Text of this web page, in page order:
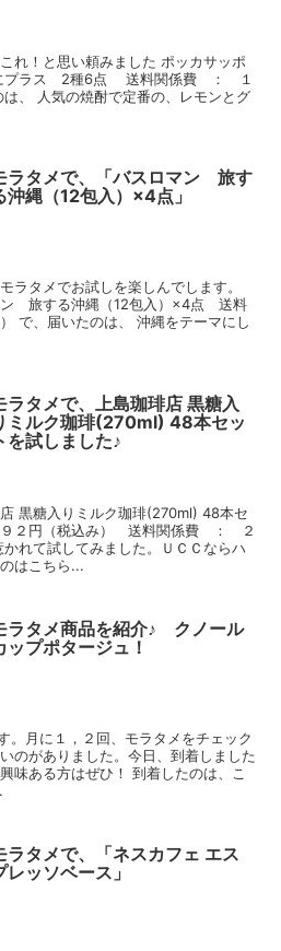
れ！と思い頼みました ポッカサッポ
にプラス 2種6点 送料関係費 ： １
、 人気の焼酎で定番の、レモンとグ
ラタメで、「バスロマン 旅す
沖縄（12包入）×4点」
ラタメでお試しを楽しんでします。
旅する沖縄（12包入）×4点 送料
で、届いたのは、 沖縄をテーマにし
ラタメで、上島珈琲店 黒糖入
ミルク珈琲(270ml) 48本セッ
を試しました♪
黒糖入りミルク珈琲(270ml) 48本セ
円（税込み） 送料関係費 ： ２
れて試してみました。ＵＣＣならハ
はこちら...
ラタメ商品を紹介♪ クノール
ップポタージュ！
。月に１，２回、モラタメをチェック
のがありました。今日、到着しました
味ある方はぜひ！ 到着したのは、こ
ラタメで、「ネスカフェ エス
レッソベース」